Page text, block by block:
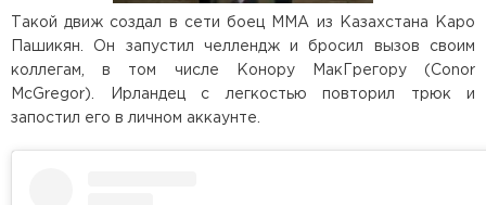
Такой движ создал в сети боец ММА из Казахстана Каро
Пашикян. Он запустил челлендж и бросил вызов своим
коллегам, в том числе Конору МакГрегору (Conor
McGregor). Ирландец с легкостью повторил трюк и
запостил его в личном аккаунте.